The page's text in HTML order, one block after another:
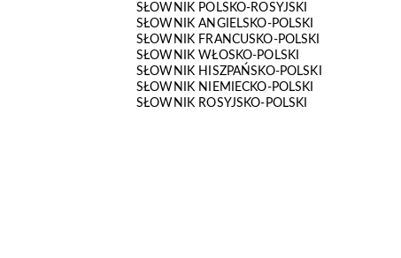
SŁOWNIK POLSKO-ROSYJSKI
SŁOWNIK ANGIELSKO-POLSKI
SŁOWNIK FRANCUSKO-POLSKI
SŁOWNIK WŁOSKO-POLSKI
SŁOWNIK HISZPAŃSKO-POLSKI
SŁOWNIK NIEMIECKO-POLSKI
SŁOWNIK ROSYJSKO-POLSKI